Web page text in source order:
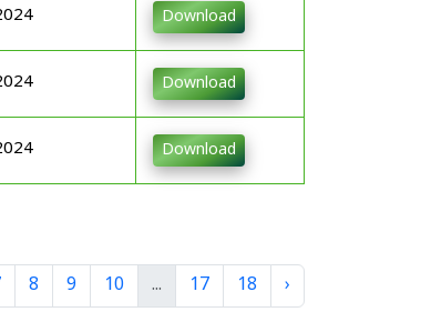
Download
Download
Download
8 9 10 ... 17 18 ›